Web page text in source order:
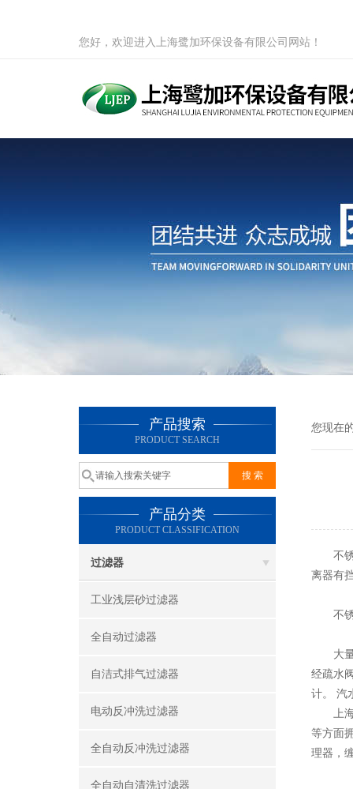
您好，欢迎进入上海鹭加环保设备有限公司网站！
产品搜索
PRODUCT SEARCH
产品分类
PRODUCT CLASSIFICATION
过滤器
工业浅层砂过滤器
全自动过滤器
自洁式排气过滤器
电动反冲洗过滤器
全自动反冲洗过滤器
全自动自清洗过滤器
您现在
不锈
离器有
不锈
大量
经疏水
计。 汽
上海
等方面
理器，